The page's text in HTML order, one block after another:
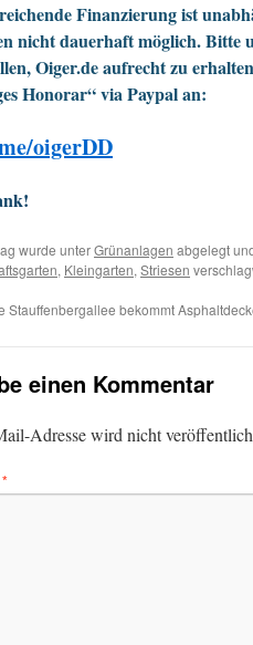
Finanzierung ist
nicht dauerhaft möglich. Bitte
Oiger.de aufrecht zu
Honorar“ via Paypal an:
oigerDD
wurde unterGrünanlagen abgelegt
, Kleingarten, Striesen
Stauffenbergallee bekommt
einen Kommentar
Adresse wird nicht
*